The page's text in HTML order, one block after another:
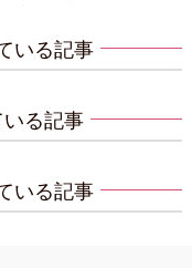
いる記事
いる記事
いる記事